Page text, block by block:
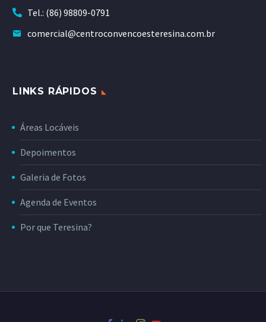
Tel.: (86) 98809-0791
comercial@centroconvencoesteresina.com.br
LINKS RÁPIDOS
Áreas Locáveis
Depoimentos
Galeria de Fotos
Agenda de Eventos
Por que Teresina?